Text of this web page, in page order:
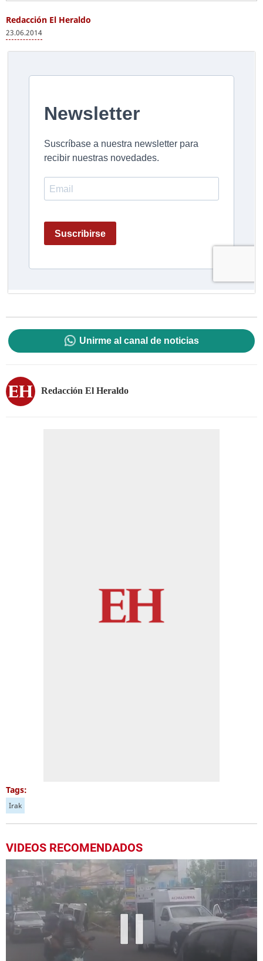
Redacción El Heraldo
23.06.2014
Unirme al canal de noticias
Redacción El Heraldo
Tags:
Irak
VIDEOS RECOMENDADOS